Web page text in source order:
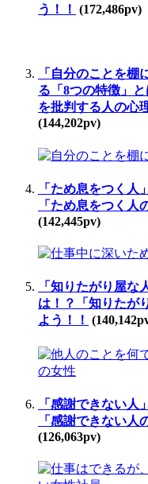
う！！ (172,486pv)
「自分のことを
る「8つの特徴」
を批判する人の心
(144,202pv)
「ため息をつく人
「ため息をつく人
(142,445pv)
「知りたがり屋な
は！？「知りたが
よう！！
「感謝できない人
「感謝できない人
(126,063pv)